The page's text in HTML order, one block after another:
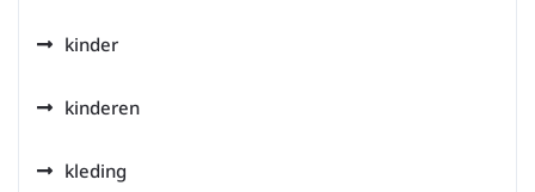
kinder
kinderen
kleding